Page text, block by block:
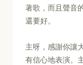
著歌，而且聲音
還要好。
主呀，感謝你讓
有信心地表演。